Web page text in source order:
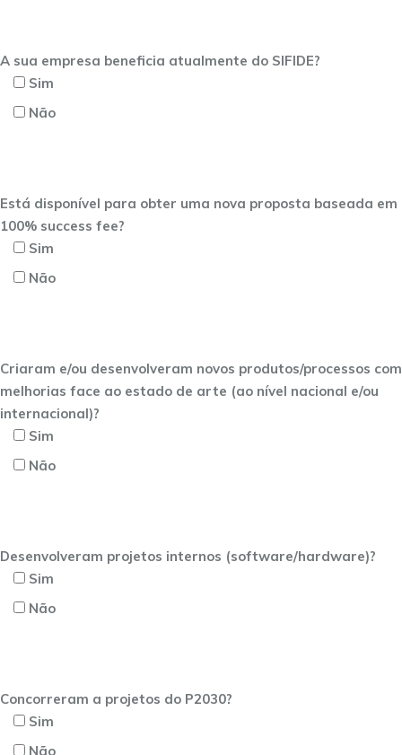
A sua empresa beneficia atualmente do SIFIDE?
Sim
Não
Está disponível para obter uma nova proposta baseada em
100% success fee?
Sim
Não
Criaram e/ou desenvolveram novos produtos/processos com
melhorias face ao estado de arte (ao nível nacional e/ou
internacional)?
Sim
Não
Desenvolveram projetos internos (software/hardware)?
Sim
Não
Concorreram a projetos do P2030?
Sim
Não